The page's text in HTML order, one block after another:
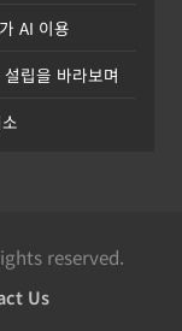
AI 이용
립을 바라보며
reserved.
Us